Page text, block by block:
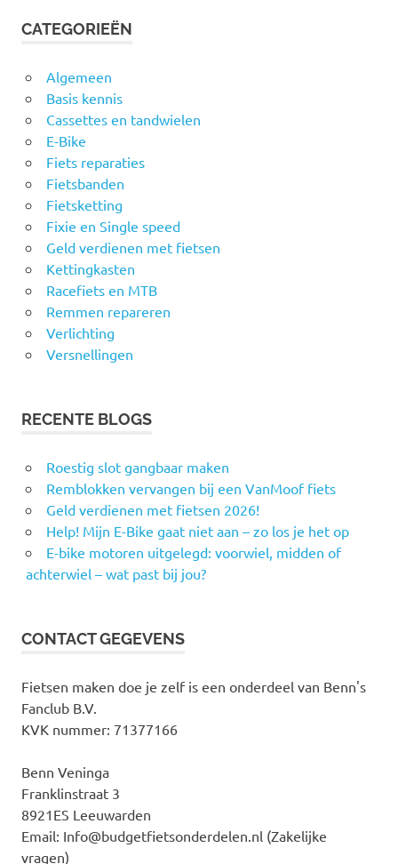
CATEGORIEËN
Algemeen
Basis kennis
Cassettes en tandwielen
E-Bike
Fiets reparaties
Fietsbanden
Fietsketting
Fixie en Single speed
Geld verdienen met fietsen
Kettingkasten
Racefiets en MTB
Remmen repareren
Verlichting
Versnellingen
RECENTE BLOGS
Roestig slot gangbaar maken
Remblokken vervangen bij een VanMoof fiets
Geld verdienen met fietsen 2026!
Help! Mijn E-Bike gaat niet aan – zo los je het op
E-bike motoren uitgelegd: voorwiel, midden of
achterwiel – wat past bij jou?
CONTACT GEGEVENS
Fietsen maken doe je zelf is een onderdeel van Benn's
Fanclub B.V.
KVK nummer: 71377166
Benn Veninga
Franklinstraat 3
8921ES Leeuwarden
Email: Info@budgetfietsonderdelen.nl (Zakelijke
vragen)